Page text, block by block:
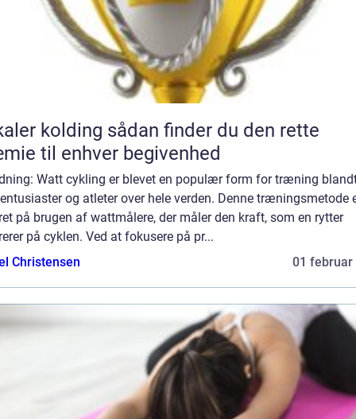
sådan finder du den rette
til enhver begivenhed
Watt cykling er blevet en populær form for træning
og atleter over hele verden. Denne træningsmetode
på brugen af wattmålere, der måler den kraft, som en rytter
på cyklen. Ved at fokusere på pr...
Christensen
01 februar